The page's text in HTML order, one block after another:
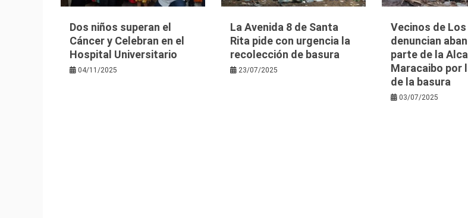
Dos niños superan el
Cáncer y Celebran en el
Hospital Universitario
04/11/2025
La Avenida 8 de Santa
Rita pide con urgencia la
recolección de basura
23/07/2025
Vecinos de Los
denuncian
parte de la
Maracaibo por
de la basura
03/07/2025